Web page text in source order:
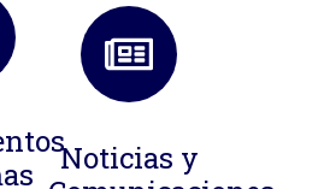
Noticias y